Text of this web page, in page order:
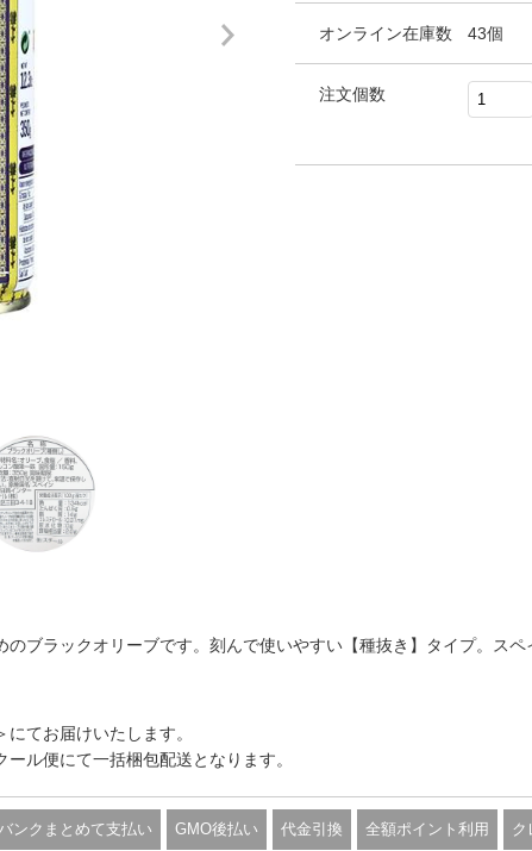
オンライン在庫数 43個
注文個数
ブラックオリーブです。刻んで使いやすい【種抜き】タイプ。ス
てお届けいたします。
ル便にて一括梱包配送となります。
ンクまとめて支払い GMO後払い 代金引換 全額ポイント利用 ク